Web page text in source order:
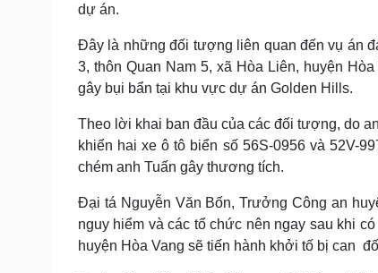
dự án.
Đây là những đối tượng liên quan đến vụ án
3, thôn Quan Nam 5, xã Hòa Liên, huyện
gây bụi bẩn tại khu vực dự án Golden Hills.
Theo lời khai ban đầu của các đối tượng, do
khiển hai xe ô tô biển số 56S-0956 và 52V-
chém anh Tuấn gây thương tích.
Đại tá Nguyễn Văn Bốn, Trưởng Công an
nguy hiểm và các tổ chức nên ngay sau khi
huyện Hòa Vang sẽ tiến hành khởi tố bị can